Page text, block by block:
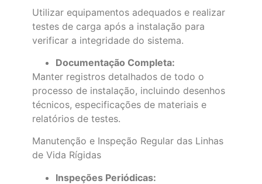
Utilizar equipamentos adequados e realizar
testes de carga após a instalação para
verificar a integridade do sistema.
Documentação Completa:
Manter registros detalhados de todo o
processo de instalação, incluindo desenhos
técnicos, especificações de materiais e
relatórios de testes.
Manutenção e Inspeção Regular das Linhas
de Vida Rígidas
Inspeções Periódicas: